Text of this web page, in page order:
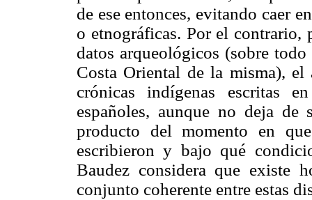
de ese entonces, evitando caer
o etnográficas. Por el contrario,
datos arqueológicos (sobre
Costa Oriental de la misma),
crónicas indígenas escritas
españoles, aunque no deja de
producto del momento en
escribieron y bajo qué
Baudez considera que existe
conjunto coherente entre estas